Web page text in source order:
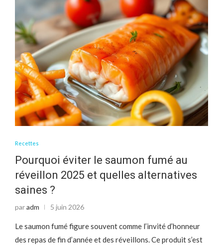
Recettes
Pourquoi éviter le saumon fumé au
réveillon 2025 et quelles alternatives
saines ?
paradm 5 juin 2026
Le saumon fumé figure souvent comme l’invité d’honneur
des repas de fin d’année et des réveillons. Ce produit s’est